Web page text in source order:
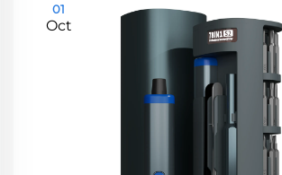
01
Oct